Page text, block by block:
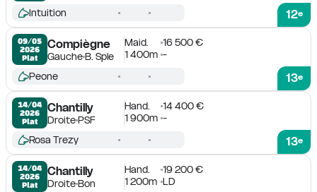
12e
Intuition
09/05
2026
Plat
Compiègne
GaucheB. Sple
Maid.
16 500 €
1 400m -
13e
Peone
14/04
2026
Plat
Chantilly
DroitePSF
Hand.
14 400 €
1 900m -
13e
Rosa Trezy
14/04
2026
Plat
Chantilly
DroiteBon
Hand.
19 200 €
1 200m LD